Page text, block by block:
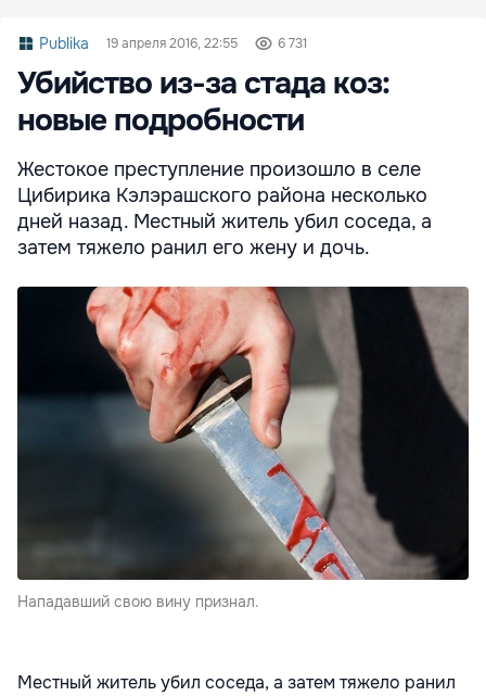
Publika 19 апреля 2016, 22:55 6 731
Убийство из-за стада коз:
новые подробности
Жестокое преступление произошло в селе
Цибирика Кэлэрашского района несколько
дней назад. Местный житель убил соседа, а
затем тяжело ранил его жену и дочь.
Нападавший свою вину признал.
Местный житель убил соседа, а затем тяжело ранил